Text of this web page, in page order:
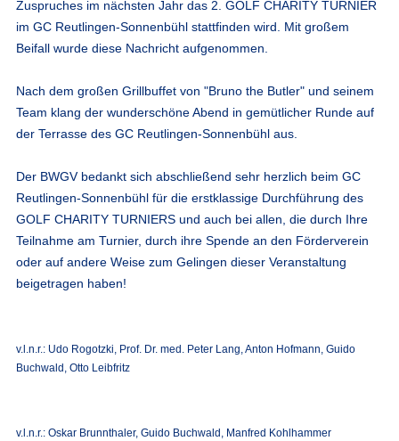
Zuspruches im nächsten Jahr das 2. GOLF CHARITY TURNIER
im GC Reutlingen-Sonnenbühl stattfinden wird. Mit großem
Beifall wurde diese Nachricht aufgenommen.
Nach dem großen Grillbuffet von "Bruno the Butler" und seinem
Team klang der wunderschöne Abend in gemütlicher Runde auf
der Terrasse des GC Reutlingen-Sonnenbühl aus.
Der BWGV bedankt sich abschließend sehr herzlich beim GC
Reutlingen-Sonnenbühl für die erstklassige Durchführung des
GOLF CHARITY TURNIERS und auch bei allen, die durch Ihre
Teilnahme am Turnier, durch ihre Spende an den Förderverein
oder auf andere Weise zum Gelingen dieser Veranstaltung
beigetragen haben!
v.l.n.r.: Udo Rogotzki, Prof. Dr. med. Peter Lang, Anton Hofmann, Guido
Buchwald, Otto Leibfritz
v.l.n.r.: Oskar Brunnthaler, Guido Buchwald, Manfred Kohlhammer